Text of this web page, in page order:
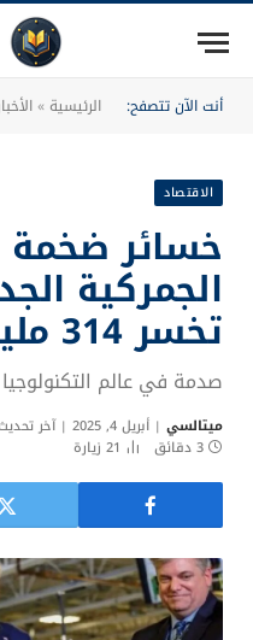
أنت الآن تتصفح: الرئيسية»
الاقتصاد
خسائر
تخسر 314 مليار دولار!
صدمة في عالم
ميتالسي أبريل 4, 2025 آخر
3 دقائق
21 زيارة